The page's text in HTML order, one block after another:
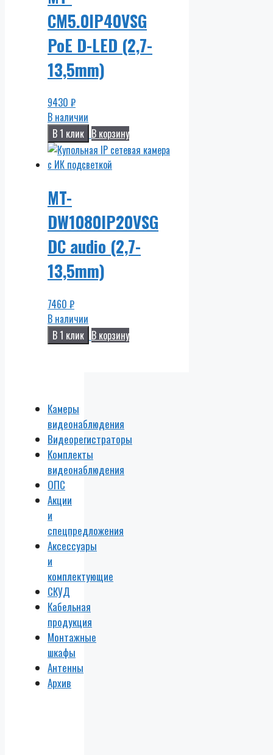
CM5.0IP40VSG
PoE D-LED (2,7-
13,5mm)
9430 ₽
В наличии
В 1 клик В корзину
MT-
DW1080IP20VSG
DC audio (2,7-
13,5mm)
7460 ₽
В наличии
В 1 клик В корзину
Камеры
видеонаблюдения
Видеорегистраторы
Комплекты
видеонаблюдения
ОПС
Акции
и
спецпредложения
Аксессуары
и
комплектующие
СКУД
Кабельная
продукция
Монтажные
шкафы
Антенны
Архив